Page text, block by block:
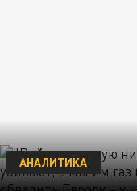
АНАЛИТИКА